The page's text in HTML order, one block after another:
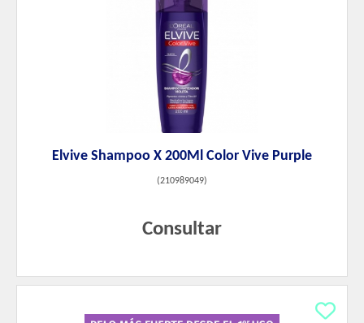
Elvive Shampoo X 200Ml Color Vive Purple
(210989049)
Consultar